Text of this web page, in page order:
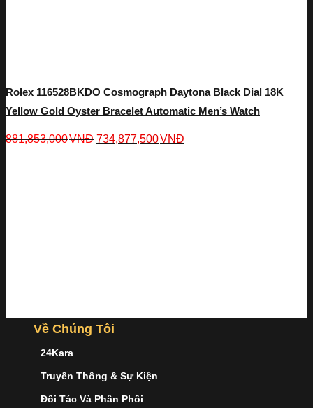
Rolex 116528BKDO Cosmograph Daytona Black Dial 18K
Yellow Gold Oyster Bracelet Automatic Men’s Watch
881,853,000VNĐ 734,877,500VNĐ
Về Chúng Tôi
24Kara
Truyền Thông & Sự Kiện
Đối Tác Và Phân Phối